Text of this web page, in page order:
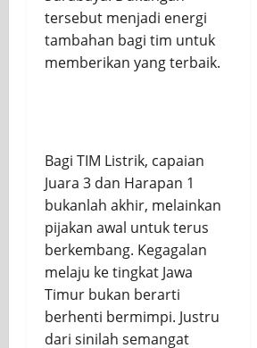
tersebut menjadi energi
tambahan bagi tim untuk
memberikan yang terbaik.
Bagi TIM Listrik, capaian
Juara 3 dan Harapan 1
bukanlah akhir, melainkan
pijakan awal untuk terus
berkembang. Kegagalan
melaju ke tingkat Jawa
Timur bukan berarti
berhenti bermimpi. Justru
dari sinilah semangat